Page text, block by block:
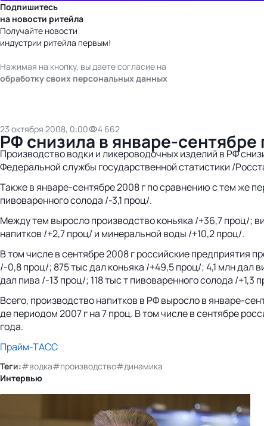
Подпишитесь
на новости ритейла
Получайте новости
индустрии ритейла первым!
Нажимая на кнопку, вы даете согласие на
обработку своих персональных данных
23 октября 2008, 0:00 4 662
РФ снизила в январе-
Производство водки и ликероводочных изделий в РФ
Федеральной службы государственной статистики /
Также в январе-сентябре 2008 г по сравнению с тем же
пивоваренного солода /-3,1 проц/.
Между тем выросло производство коньяка /+36,7 проц/;
напитков /+2,7 проц/ и минеральной воды /+10,2 проц/.
В том числе в сентябре 2008 г российские предприятия
/-0,8 проц/; 875 тыс дал коньяка /+49,5 проц/; 4,1 млн дал
дал пива /-13 проц/; 118 тыс т пивоваренного солода /
Всего, производство напитков в РФ выросло в январе-
де периодом 2007 г на 7 проц. В том числе в сентябре
года.
Прайм-ТАСС
Теги:#водка#производство#динамика
Интервью